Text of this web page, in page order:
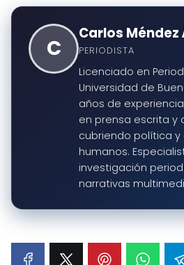
C
Carlos Méndez
PERIODISTA
Licenciado en
Universidad de
años de
en prensa escrita y
cubriendo política y
humanos.
investigación
narrativas